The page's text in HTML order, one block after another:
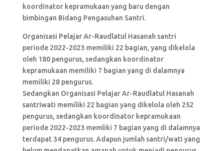
koordinator kepramukaan yang baru dengan
bimbingan Bidang Pengasuhan Santri.
Organisasi Pelajar Ar-Raudlatul Hasanah santri
periode 2022-2023 memiliki 22 bagian, yang dikelola
oleh 180 pengurus, sedangkan koordinator
kepramukaan memiliki 7 bagian yang di dalamnya
memiliki 28 pengurus.
Sedangkan Organisasi Pelajar Ar-Raudlatul Hasanah
santriwati memiliki 22 bagian yang dikelola oleh 252
pengurus, sedangkan koordinator kepramukaan
periode 2022-2023 memliki 7 bagian yang di dalamnya
terdapat 34 pengurus. Adapun jumlah santri/wati yang